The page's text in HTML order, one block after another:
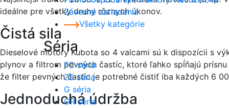
Závesné zariadenia
Všetky kategórie
Séria
FC séria
ZE séria
G séria
GR séria
ideálne pre všetky druhy rôznych úkonov.
Čistá sila
Dieselové motory Kubota so 4 valcami sú k dispozícii s
plynov a filtrom pevných častíc, ktoré ľahko spĺňajú
že filter pevných častíc je potrebné čistiť iba každých 6
Jednoduchá údržba